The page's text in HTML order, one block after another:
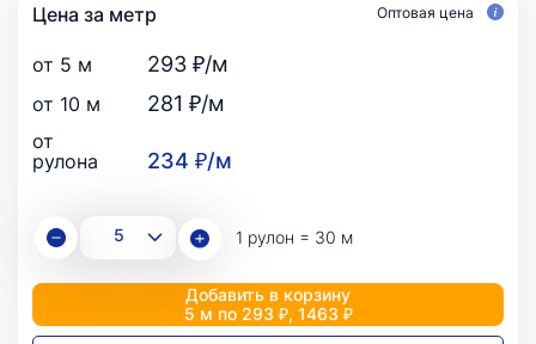
Цена за метр Оптовая цена
от 5 м 293 ₽/м
от 10 м 281 ₽/м
от
рулона
234 ₽/м
1 рулон = 30 м
Добавить в корзину
5 м по 293 ₽, 1463 ₽